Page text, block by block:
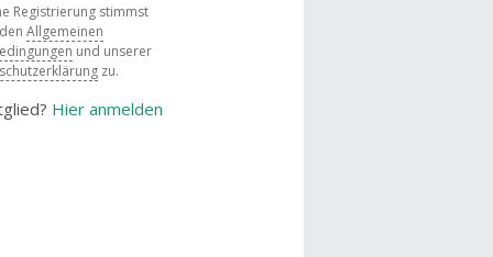
Registrierung stimmst
Allgemeinen
und unserer
zu.
Hier anmelden